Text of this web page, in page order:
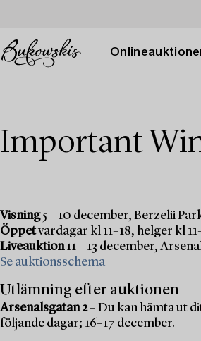
Important
Visning5 – 10 december, Berzelii
Öppetvardagar kl 11–18, helger kl
Liveauktion11 – 13 december,
Se auktionsschema
Utlämning efter auktionen
Arsenalsgatan 2– Du kan hämta ut
följande dagar; 16–17 december.